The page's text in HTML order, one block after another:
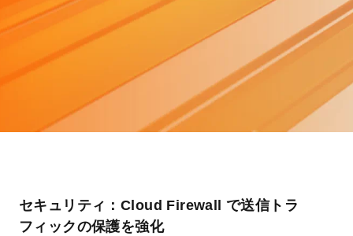
セキュリティ：Cloud Firewall で送信トラ
フィックの保護を強化